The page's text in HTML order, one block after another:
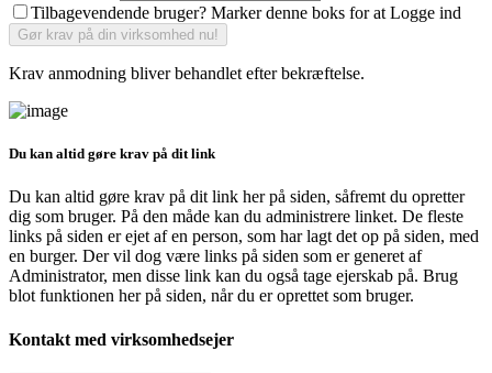
Tilbagevendende bruger? Marker denne boks for at Logge ind
Krav anmodning bliver behandlet efter bekræftelse.
Du kan altid gøre krav på dit link
Du kan altid gøre krav på dit link her på siden, såfremt du opretter
dig som bruger. På den måde kan du administrere linket. De fleste
links på siden er ejet af en person, som har lagt det op på siden, med
en burger. Der vil dog være links på siden som er generet af
Administrator, men disse link kan du også tage ejerskab på. Brug
blot funktionen her på siden, når du er oprettet som bruger.
Kontakt med virksomhedsejer